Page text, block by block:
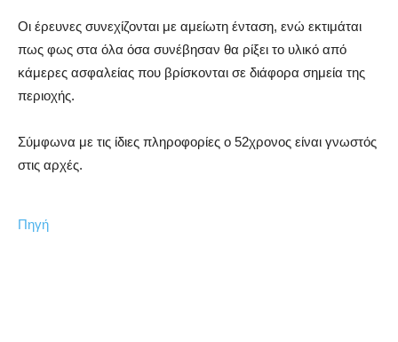
Οι έρευνες συνεχίζονται με αμείωτη ένταση, ενώ εκτιμάται
πως φως στα όλα όσα συνέβησαν θα ρίξει το υλικό από
κάμερες ασφαλείας που βρίσκονται σε διάφορα σημεία της
περιοχής.
Σύμφωνα με τις ίδιες πληροφορίες ο 52χρονος είναι γνωστός
στις αρχές.
Πηγή